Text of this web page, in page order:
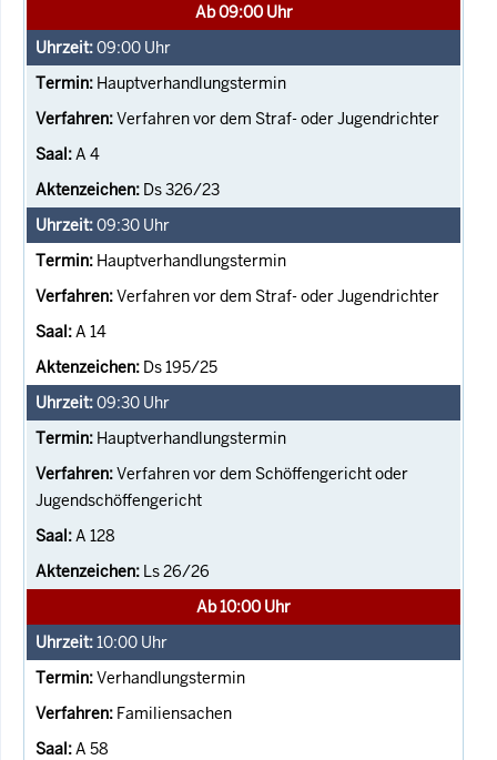
Ab 09:00 Uhr
09:00 Uhr
Hauptverhandlungstermin
Verfahren vor dem Straf- oder Jugendrichter
A 4
Ds 326/23
09:30 Uhr
Hauptverhandlungstermin
Verfahren vor dem Straf- oder Jugendrichter
A 14
Ds 195/25
09:30 Uhr
Hauptverhandlungstermin
Verfahren vor dem Schöffengericht oder
Jugendschöffengericht
A 128
Ls 26/26
Ab 10:00 Uhr
10:00 Uhr
Verhandlungstermin
Familiensachen
A 58